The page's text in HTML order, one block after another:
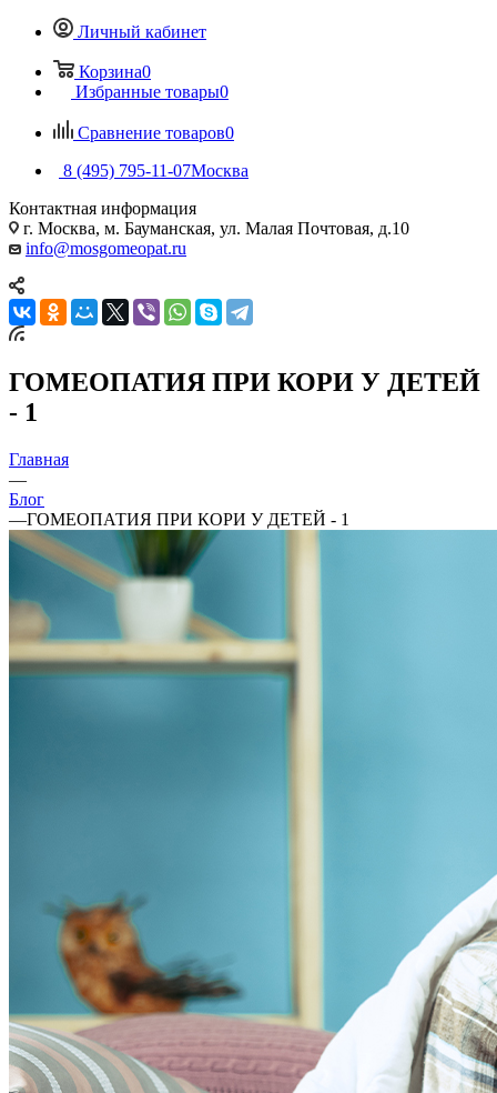
Личный кабинет
Корзина0
Избранные товары0
Сравнение товаров0
8 (495) 795-11-07Москва
Контактная информация
г. Москва, м. Бауманская, ул. Малая Почтовая, д.10
info@mosgomeopat.ru
ГОМЕОПАТИЯ ПРИ КОРИ У ДЕТЕЙ
- 1
Главная
—
Блог
—ГОМЕОПАТИЯ ПРИ КОРИ У ДЕТЕЙ - 1